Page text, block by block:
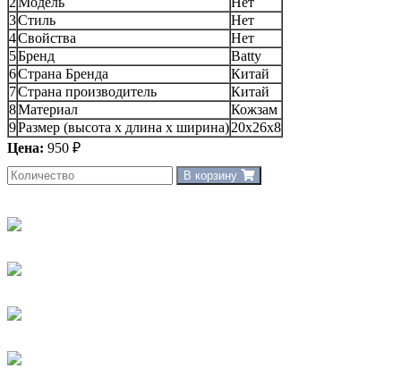
3Стиль
Нет
4Свойства
Нет
5Бренд
Batty
6Страна Бренда
Китай
7Страна производитель
Китай
8Материал
Кожзам
9Размер (высота х длина х ширина)20х26х8
Цена: 950 ₽
В корзину